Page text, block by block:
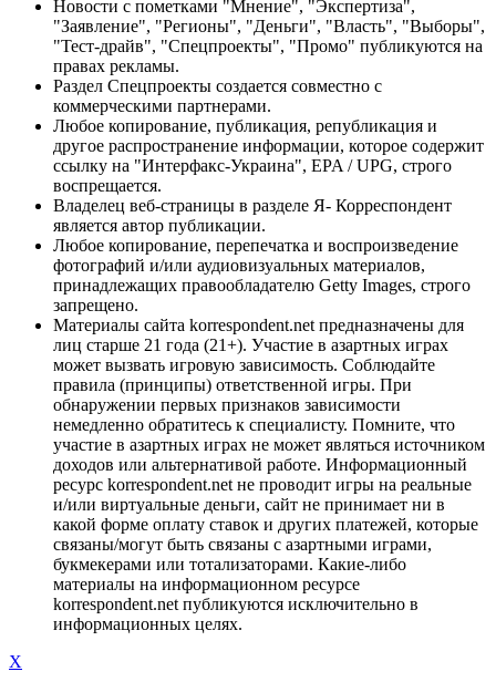
Новости с пометками "Мнение", "Экспертиза",
"Заявление", "Регионы", "Деньги", "Власть", "Выборы",
"Тест-драйв", "Спецпроекты", "Промо" публикуются на
правах рекламы.
Раздел Спецпроекты создается совместно с
коммерческими партнерами.
Любое копирование, публикация, републикация и
другое распространение информации, которое содержит
ссылку на "Интерфакс-Украина", EPA / UPG, строго
воспрещается.
Владелец веб-страницы в разделе Я- Корреспондент
является автор публикации.
Любое копирование, перепечатка и воспроизведение
фотографий и/или аудиовизуальных материалов,
принадлежащих правообладателю Getty Images, строго
запрещено.
Материалы сайта korrespondent.net предназначены для
лиц старше 21 года (21+). Участие в азартных играх
может вызвать игровую зависимость. Соблюдайте
правила (принципы) ответственной игры. При
обнаружении первых признаков зависимости
немедленно обратитесь к специалисту. Помните, что
участие в азартных играх не может являться источником
доходов или альтернативой работе. Информационный
ресурс korrespondent.net не проводит игры на реальные
и/или виртуальные деньги, сайт не принимает ни в
какой форме оплату ставок и других платежей, которые
связаны/могут быть связаны с азартными играми,
букмекерами или тотализаторами. Какие-либо
материалы на информационном ресурсе
korrespondent.net публикуются исключительно в
информационных целях.
X